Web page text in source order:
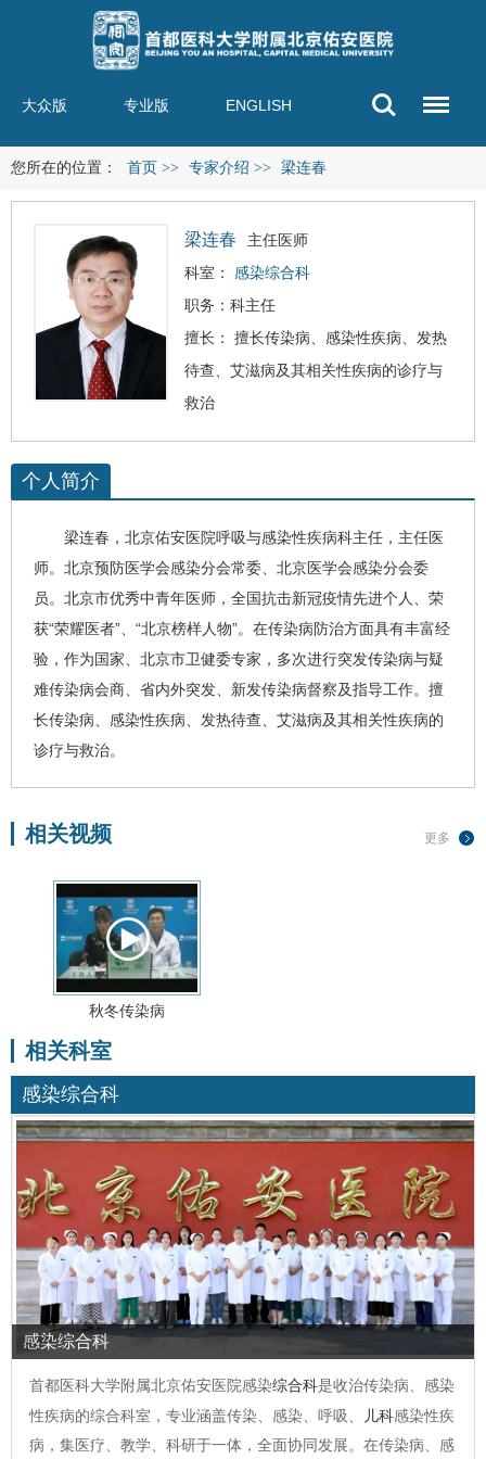
大众版 专业版 ENGLISH
您所在的位置： 首页 >> 专家介绍 >> 梁连春
梁连春
主任医师
科室： 感染综合科
职务：科主任
擅长： 擅长传染病、感染性疾病、发热
待查、 艾滋病及其相关性疾病的诊疗与
救治
个人简介
梁连春 ，北京佑安医院呼吸与感染性疾病科主任，主任医
师。北京预防医学会感染分会常委、北京医学会感染分会委
员。北京市优秀中青年医师，全国抗击新冠疫情先进个人、荣
获“荣耀医者”、“北京榜样人物”。在传染病防治方面具有丰富经
验，作为国家、北京市卫健委专家，多次进行突发传染病与疑
难传染病会商、省内外突发、新发传染病督察及指导工作。 擅
长传染病、感染性疾病、发热待查、 艾滋病及其相关性疾病的
诊疗与救治。
更多
相关视频
秋冬传染病
相关科室
感染综合科
感染综合科
首都医科大学附属北京佑安医院感染综合科是收治传染病、感染
性疾病的综合科室，专业涵盖传染、感染、呼吸、
儿科感染性疾
病，集医疗、教学、科研于一体，全面协同发展。在传染病、感